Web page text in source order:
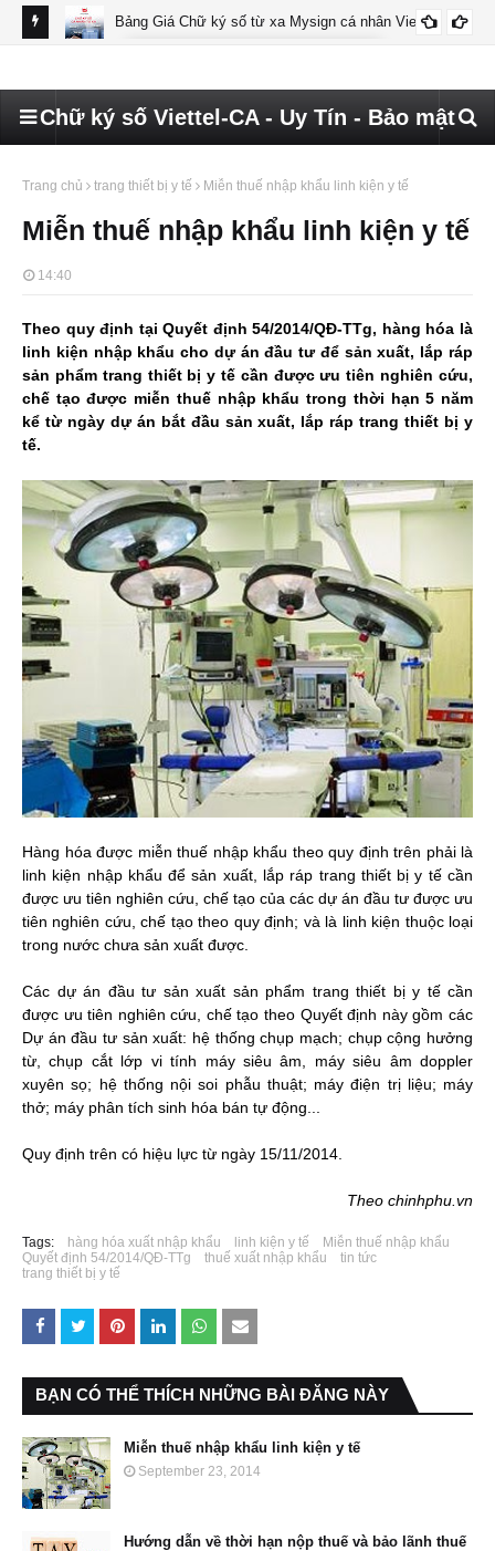
Bảng Giá Chữ ký số từ xa Mysign cá nhân Viettel
Chữ ký số Viettel-CA - Uy Tín - Bảo mật
Trang chủ trang thiết bị y tế Miễn thuế nhập khẩu linh kiện y tế
Miễn thuế nhập khẩu linh kiện y tế
14:40
Theo quy định tại Quyết định 54/2014/QĐ-TTg, hàng hóa là
linh kiện nhập khẩu cho dự án đầu tư để sản xuất, lắp ráp
sản phẩm trang thiết bị y tế cần được ưu tiên nghiên cứu,
chế tạo được miễn thuế nhập khẩu trong thời hạn 5 năm
kể từ ngày dự án bắt đầu sản xuất, lắp ráp trang thiết bị y
tế.
Hàng hóa được miễn thuế nhập khẩu theo quy định trên phải là
linh kiện nhập khẩu để sản xuất, lắp ráp trang thiết bị y tế cần
được ưu tiên nghiên cứu, chế tạo của các dự án đầu tư được ưu
tiên nghiên cứu, chế tạo theo quy định; và là linh kiện thuộc loại
trong nước chưa sản xuất được.
Các dự án đầu tư sản xuất sản phẩm trang thiết bị y tế cần
được ưu tiên nghiên cứu, chế tạo theo Quyết định này gồm các
Dự án đầu tư sản xuất: hệ thống chụp mạch; chụp cộng hưởng
từ, chụp cắt lớp vi tính máy siêu âm, máy siêu âm doppler
xuyên sọ; hệ thống nội soi phẫu thuật; máy điện trị liệu; máy
thở; máy phân tích sinh hóa bán tự động...
Quy định trên có hiệu lực từ ngày 15/11/2014.
Theo chinhphu.vn
Tags: hàng hóa xuất nhập khẩu linh kiện y tế
Miễn thuế nhập khẩu
Quyết định 54/2014/QĐ-TTg
thuế xuất nhập khẩu
tin tức
trang thiết bị y tế
BẠN CÓ THỂ THÍCH NHỮNG BÀI ĐĂNG NÀY
Miễn thuế nhập khẩu linh kiện y tế
September 23, 2014
Hướng dẫn về thời hạn nộp thuế và bảo lãnh thuế